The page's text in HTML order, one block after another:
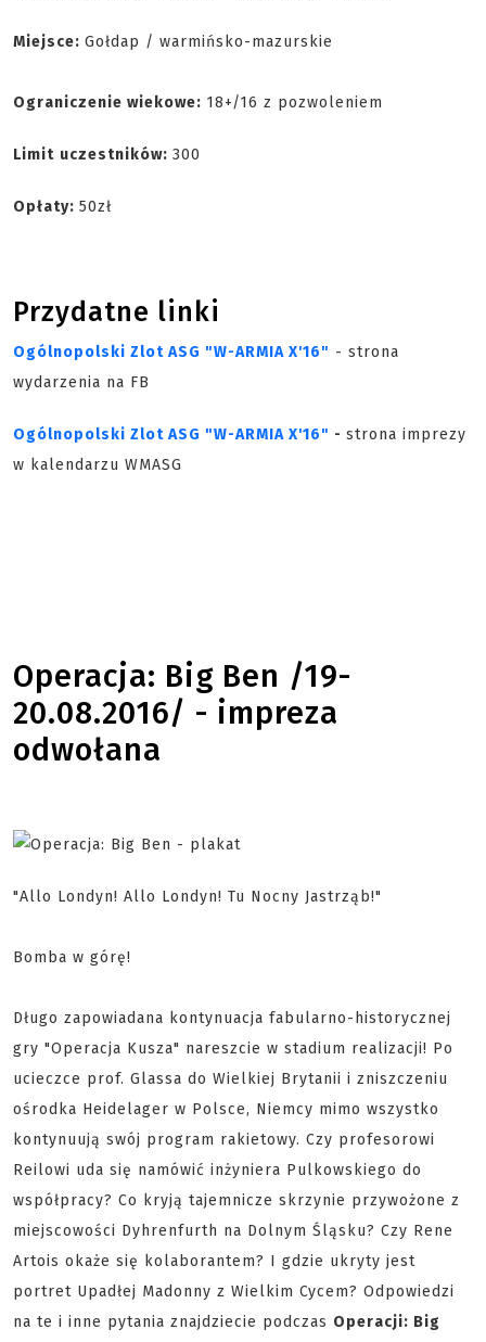
Miejsce: Gołdap / warmińsko-mazurskie
Ograniczenie wiekowe: 18+/16 z pozwoleniem
Limit uczestników: 300
Opłaty: 50zł
Przydatne linki
Ogólnopolski Zlot ASG "W-ARMIA X'16" - strona
wydarzenia na FB
Ogólnopolski Zlot ASG "W-ARMIA X'16" - strona imprezy
w kalendarzu WMASG
Operacja: Big Ben /19-
20.08.2016/ - impreza
odwołana
"Allo Londyn! Allo Londyn! Tu Nocny Jastrząb!"
Bomba w górę!
Długo zapowiadana kontynuacja fabularno-historycznej
gry "Operacja Kusza" nareszcie w stadium realizacji! Po
ucieczce prof. Glassa do Wielkiej Brytanii i zniszczeniu
ośrodka Heidelager w Polsce, Niemcy mimo wszystko
kontynuują swój program rakietowy. Czy profesorowi
Reilowi uda się namówić inżyniera Pulkowskiego do
współpracy? Co kryją tajemnicze skrzynie przywożone z
miejscowości Dyhrenfurth na Dolnym Śląsku? Czy Rene
Artois okaże się kolaborantem? I gdzie ukryty jest
portret Upadłej Madonny z Wielkim Cycem? Odpowiedzi
na te i inne pytania znajdziecie podczas Operacji: Big